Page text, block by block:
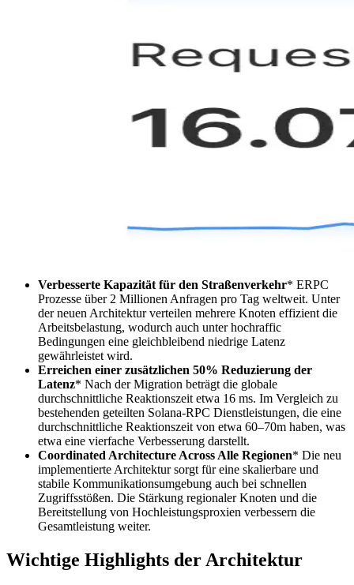
Verbesserte Kapazität für den Straßenverkehr* ERPC
Prozesse über 2 Millionen Anfragen pro Tag weltweit. Unter
der neuen Architektur verteilen mehrere Knoten effizient die
Arbeitsbelastung, wodurch auch unter hochraffic
Bedingungen eine gleichbleibend niedrige Latenz
gewährleistet wird.
Erreichen einer zusätzlichen 50% Reduzierung der
Latenz* Nach der Migration beträgt die globale
durchschnittliche Reaktionszeit etwa 16 ms. Im Vergleich zu
bestehenden geteilten Solana-RPC Dienstleistungen, die eine
durchschnittliche Reaktionszeit von etwa 60–70m haben, was
etwa eine vierfache Verbesserung darstellt.
Coordinated Architecture Across Alle Regionen* Die neu
implementierte Architektur sorgt für eine skalierbare und
stabile Kommunikationsumgebung auch bei schnellen
Zugriffsstößen. Die Stärkung regionaler Knoten und die
Bereitstellung von Hochleistungsproxien verbessern die
Gesamtleistung weiter.
Wichtige Highlights der Architektur